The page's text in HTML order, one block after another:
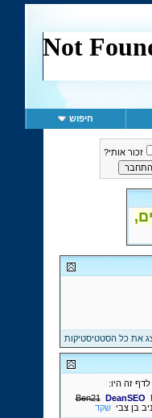
חיפוש
זכור אותי?
את כל הסטטיסטיקות
Ben21 DeanSEO
בן צבי
שקד